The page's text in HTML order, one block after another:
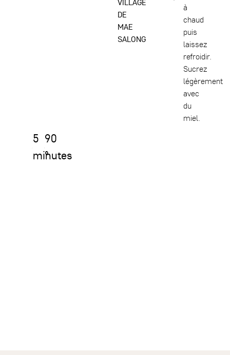
5
minutes
90
°
VILLAGE
DE
MAE
SALONG
à
chaud
puis
laissez
refroidir.
Sucrez
légèrement
avec
du
miel.